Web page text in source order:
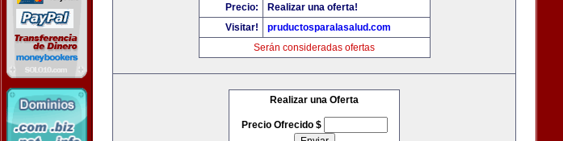
Precio:
Realizar una oferta!
Visitar!
pruductosparalasalud.com
Serán consideradas ofertas
Realizar una Oferta
Precio Ofrecido $